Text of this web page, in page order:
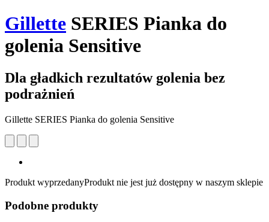
Gillette SERIES Pianka do
golenia Sensitive
Dla gładkich rezultatów golenia bez
podrażnień
Gillette SERIES Pianka do golenia Sensitive
Produkt wyprzedanyProdukt nie jest już dostępny w naszym sklepie
Podobne produkty